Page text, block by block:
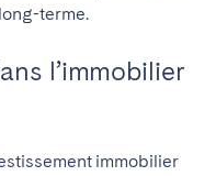
terme.
l’immobilier
immobilier